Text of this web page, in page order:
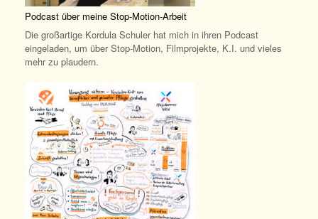
Podcast über meine Stop-Motion-Arbeit
Die großartige Kordula Schuler hat mich in ihren Podcast
eingeladen, um über Stop-Motion, Filmprojekte, K.I. und vieles
mehr zu plaudern.